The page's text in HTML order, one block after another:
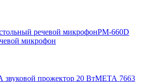
PM-660D
микрофон
МЕТА 7663